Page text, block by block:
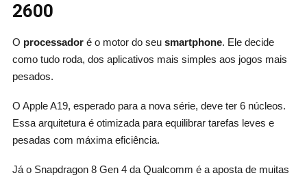
2600
O processadoré o motor do seu smartphone. Ele decide
como tudo roda, dos aplicativos mais simples aos jogos mais
pesados.
O Apple A19, esperado para a nova série, deve ter 6 núcleos.
Essa arquitetura é otimizada para equilibrar tarefas leves e
pesadas com máxima eficiência.
Já o Snapdragon 8 Gen 4 da Qualcomm é a aposta de muitas